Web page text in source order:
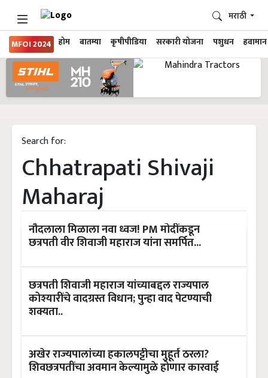
MFOI 2024 होम बातम्या कृषीपीडिया सरकारी योजना पशुधन हवामान
मराठी
Search for:
Chhatrapati Shivaji
Maharaj
नौदलाला मिळाला नवा ध्वज! PM मोदींकडून
छत्रपती वीर शिवाजी महाराज यांना समर्पित...
छत्रपती शिवाजी महाराज यांच्याबद्दल राज्यपाल
कोश्यारींचे वादग्रस्त विधान; पुन्हा वाद पेटण्याची
शक्यता..
अखेर राज्यपालांच्या हकालपट्टीचा मुहूर्त ठरला?
शिवछत्रपतींचा अवमान केल्यामुळे होणार कारवाई